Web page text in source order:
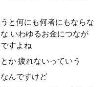
と何にも何者にもならな
いわゆるお金につなが
すよね
か 疲れないっていう
んですけど